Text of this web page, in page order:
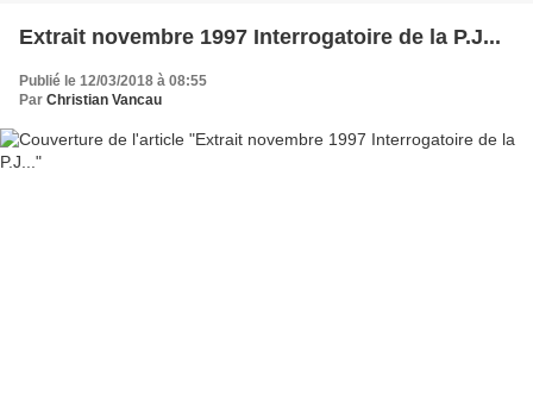
Extrait novembre 1997 Interrogatoire de la P.J...
Publié le 12/03/2018 à 08:55
Par Christian Vancau